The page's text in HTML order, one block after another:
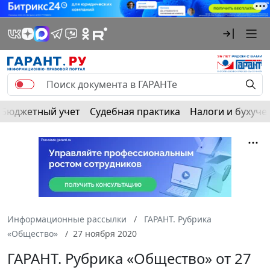
Бюджетный учет Судебная практика Налоги и
Информационные рассылки
ГАРАНТ. Рубрика
«Общество»
27 ноября 2020
ГАРАНТ. Рубрика «Общество» от 27